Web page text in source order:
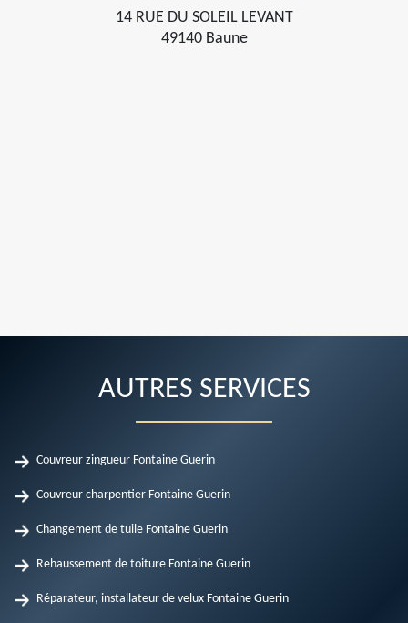
14 RUE DU SOLEIL LEVANT
49140 Baune
AUTRES SERVICES
Couvreur zingueur Fontaine Guerin
Couvreur charpentier Fontaine Guerin
Changement de tuile Fontaine Guerin
Rehaussement de toiture Fontaine Guerin
Réparateur, installateur de velux Fontaine Guerin